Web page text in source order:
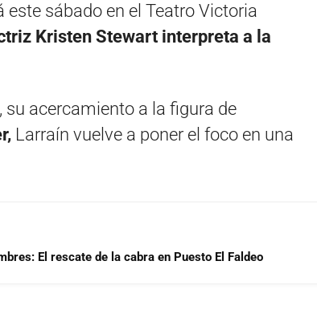
este sábado en el Teatro Victoria
Kristen Stewart interpreta a la
su acercamiento a la figura de
Larraín vuelve a poner el foco en una
El rescate de la cabra en Puesto El Faldeo